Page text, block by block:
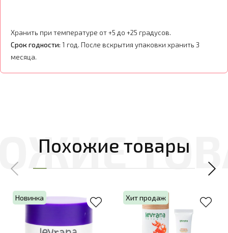
Хранить при температуре от +5 до +25 градусов.
Срок годности: 1 год. После вскрытия упаковки хранить 3
месяца.
Похожие товары
Новинка Хит продаж